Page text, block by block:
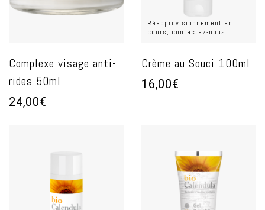
Complexe visage anti-
rides 50ml
24,00€
Réapprovisionnement en
cours, contactez-nous
Crème au Souci 100ml
16,00€